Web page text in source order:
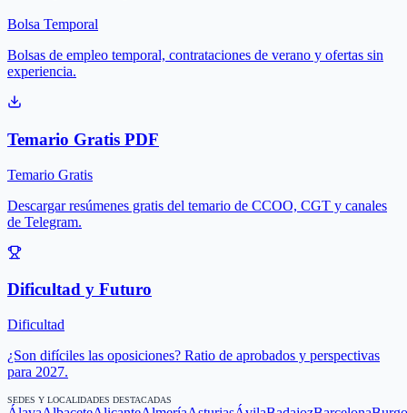
Bolsa Temporal
Bolsas de empleo temporal, contrataciones de verano y ofertas sin
experiencia.
Temario Gratis PDF
Temario Gratis
Descargar resúmenes gratis del temario de CCOO, CGT y canales
de Telegram.
Dificultad y Futuro
Dificultad
¿Son difíciles las oposiciones? Ratio de aprobados y perspectivas
para 2027.
SEDES Y LOCALIDADES DESTACADAS